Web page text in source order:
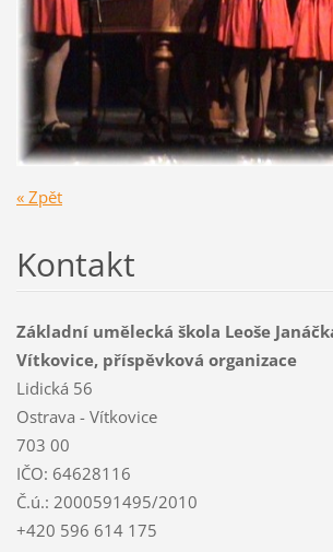
« Zpět
Kontakt
Základní umělecká škola Leoše
Vítkovice, příspěvková organizace
Lidická 56
Ostrava - Vítkovice
703 00
IČO: 64628116
Č.ú.: 2000591495/2010
+420 596 614 175